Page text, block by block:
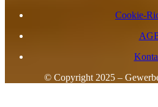
Cookie-
© Copyright 2025 –